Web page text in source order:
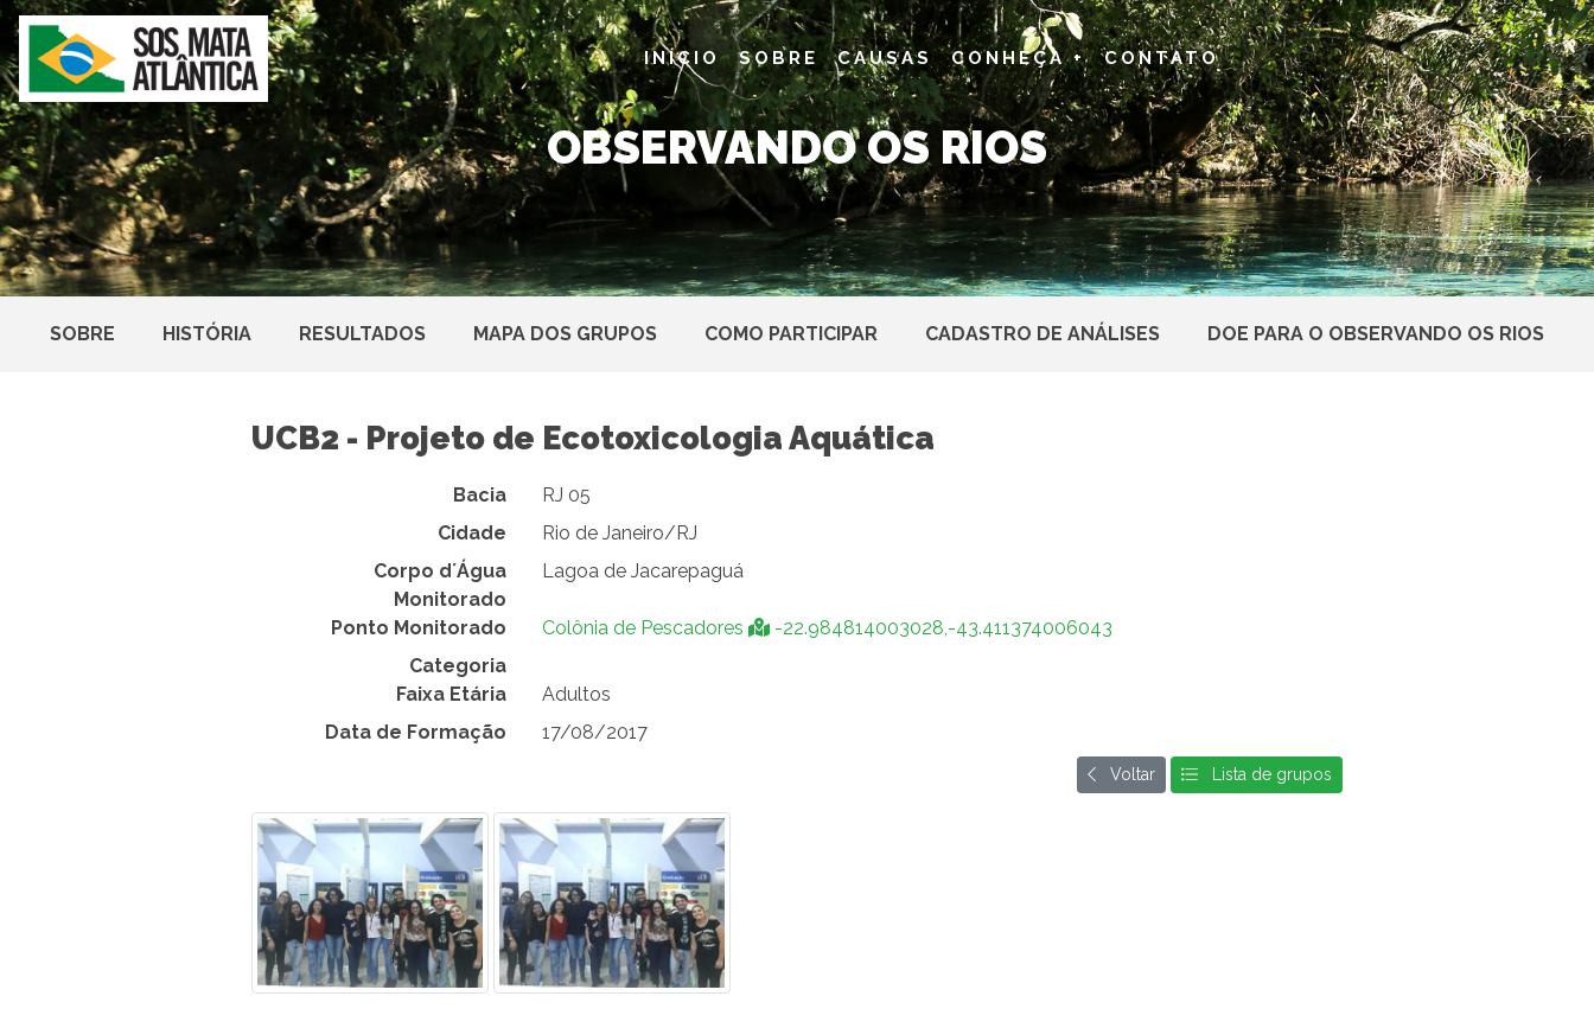
INÍCIO SOBRE CAUSAS CONHEÇA + CONTATO
OBSERVANDO OS RIOS
SOBRE HISTÓRIA RESULTADOS MAPA DOS GRUPOS COMO PARTICIPAR CADASTRO DE ANÁLISES DOE PARA O OBSERVANDO OS RIOS
UCB2 - Projeto de Ecotoxicologia Aquática
Bacia
RJ 05
Cidade
Rio de Janeiro/RJ
Corpo d´Água
Monitorado
Lagoa de Jacarepaguá
Ponto Monitorado Colônia de Pescadores
-22.984814003028,-43.411374006043
Categoria
Faixa Etária
Adultos
Data de Formação
17/08/2017
Voltar Lista de grupos